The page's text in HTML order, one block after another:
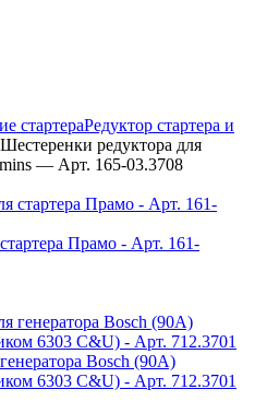
стартераРедуктор стартера и
Шестеренки редуктора для
— Арт. 165-03.3708
Прамо - Арт. 161-
Bosch (90А)
6303 C&U) - Арт. 712.3701